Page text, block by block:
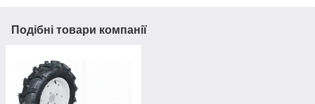
Подібні товари компанії